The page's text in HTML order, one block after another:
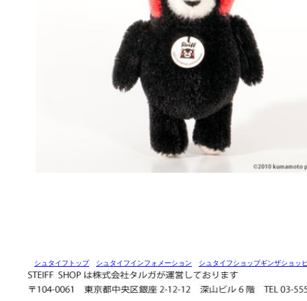
シュタイフトップ シュタイフインフォメーション シュタイフショップギンザショッ